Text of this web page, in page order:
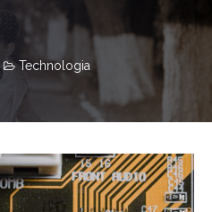
Technologia